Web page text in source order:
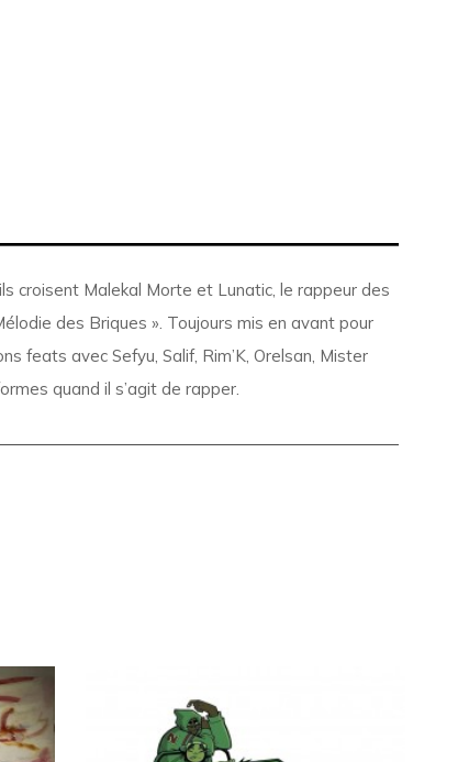
croisent Malekal Morte et Lunatic, le rappeur des
des Briques ». Toujours mis en avant pour
feats avec Sefyu, Salif, Rim’K, Orelsan, Mister
quand il s’agit de rapper.